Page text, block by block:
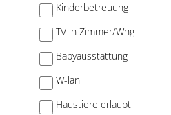
Kinderbetreuung
TV in Zimmer/Whg
Babyausstattung
W-lan
Haustiere erlaubt